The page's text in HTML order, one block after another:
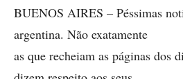
BUENOS AIRES – Péssimas
argentina. Não exatamente
as que recheiam as páginas dos